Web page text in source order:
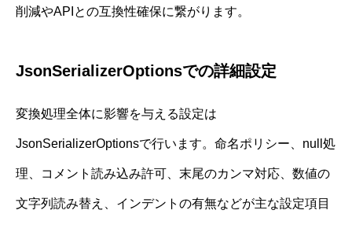
削減やAPIとの互換性確保に繋がります。
JsonSerializerOptionsでの詳細設定
変換処理全体に影響を与える設定は
JsonSerializerOptionsで行います。命名ポリシー、null処
理、コメント読み込み許可、末尾のカンマ対応、数値の
文字列読み替え、インデントの有無などが主な設定項目